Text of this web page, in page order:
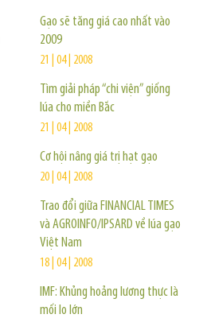
Gạo sẽ tăng giá cao nhất vào
2009
21 | 04 | 2008
Tìm giải pháp “chi viện” giống
lúa cho miền Bắc
21 | 04 | 2008
Cơ hội nâng giá trị hạt gạo
20 | 04 | 2008
Trao đổi giữa FINANCIAL TIMES
và AGROINFO/IPSARD về lúa gạo
Việt Nam
18 | 04 | 2008
IMF: Khủng hoảng lương thực là
mối lo lớn